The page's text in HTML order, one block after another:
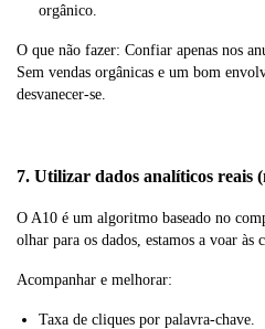
orgânico.
O que não fazer: Confiar apenas nos
Sem vendas orgânicas e um bom
desvanecer-se.
7. Utilizar dados analíticos reais
O A10 é um algoritmo baseado no
olhar para os dados, estamos a voar às
Acompanhar e melhorar:
Taxa de cliques por palavra-chave.